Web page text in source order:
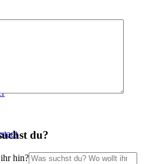
du?
hin?